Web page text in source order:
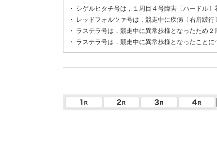
・ シゲルヒタチ号は，１周目４号障害〔ハードル
・
レッドフォルツァ号は，競走中に疾病〔右肩跛
・ ラステラ号は，競走中に異常歩様となったため
・ ラステラ号は，競走中に異常歩様となったこと